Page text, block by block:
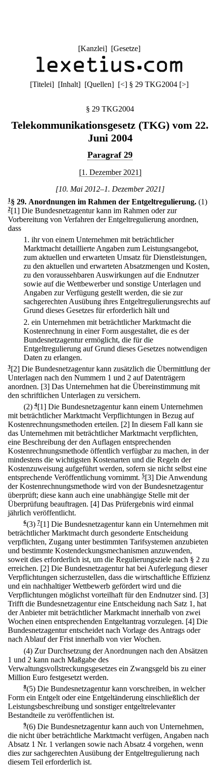
[Kanzlei] [Gesetze]
[Titelei] [Inhalt] [Quellen] [<] § 29 TKG2004 [>]
§ 29 TKG2004
Telekommunikationsgesetz (TKG) vom 22.
Juni 2004
Paragraf 29
[1. Dezember 2021]
[10. Mai 2012–1. Dezember 2021]
1 § 29. Anordnungen im Rahmen der Entgeltregulierung. (1)
2[1] Die Bundesnetzagentur kann im Rahmen oder zur
Vorbereitung von Verfahren der Entgeltregulierung anordnen,
dass
1. ihr von einem Unternehmen mit beträchtlicher
Marktmacht detaillierte Angaben zum Leistungsangebot,
zum aktuellen und erwarteten Umsatz für Dienstleistungen,
zu den aktuellen und erwarteten Absatzmengen und Kosten,
zu den voraussehbaren Auswirkungen auf die Endnutzer
sowie auf die Wettbewerber und sonstige Unterlagen und
Angaben zur Verfügung gestellt werden, die sie zur
sachgerechten Ausübung ihres Entgeltregulierungsrechts auf
Grund dieses Gesetzes für erforderlich hält und
2. ein Unternehmen mit beträchtlicher Marktmacht die
Kostenrechnung in einer Form ausgestaltet, die es der
Bundesnetzagentur ermöglicht, die für die
Entgeltregulierung auf Grund dieses Gesetzes notwendigen
Daten zu erlangen.
3[2] Die Bundesnetzagentur kann zusätzlich die Übermittlung der
Unterlagen nach den Nummern 1 und 2 auf Datenträgern
anordnen. [3] Das Unternehmen hat die Übereinstimmung mit
den schriftlichen Unterlagen zu versichern.
(2) 4[1] Die Bundesnetzagentur kann einem Unternehmen
mit beträchtlicher Marktmacht Verpflichtungen in Bezug auf
Kostenrechnungsmethoden erteilen. [2] In diesem Fall kann sie
das Unternehmen mit beträchtlicher Marktmacht verpflichten,
eine Beschreibung der den Auflagen entsprechenden
Kostenrechnungsmethode öffentlich verfügbar zu machen, in der
mindestens die wichtigsten Kostenarten und die Regeln der
Kostenzuweisung aufgeführt werden, sofern sie nicht selbst eine
entsprechende Veröffentlichung vornimmt. 5[3] Die Anwendung
der Kostenrechnungsmethode wird von der Bundesnetzagentur
überprüft; diese kann auch eine unabhängige Stelle mit der
Überprüfung beauftragen. [4] Das Prüfergebnis wird einmal
jährlich veröffentlicht.
6(3) 7[1] Die Bundesnetzagentur kann ein Unternehmen mit
beträchtlicher Marktmacht durch gesonderte Entscheidung
verpflichten, Zugang unter bestimmten Tarifsystemen anzubieten
und bestimmte Kostendeckungsmechanismen anzuwenden,
soweit dies erforderlich ist, um die Regulierungsziele nach § 2 zu
erreichen. [2] Die Bundesnetzagentur hat bei Auferlegung dieser
Verpflichtungen sicherzustellen, dass die wirtschaftliche Effizienz
und ein nachhaltiger Wettbewerb gefördert wird und die
Verpflichtungen möglichst vorteilhaft für den Endnutzer sind. [3]
Trifft die Bundesnetzagentur eine Entscheidung nach Satz 1, hat
der Anbieter mit beträchtlicher Markmacht innerhalb von zwei
Wochen einen entsprechenden Entgeltantrag vorzulegen. [4] Die
Bundesnetzagentur entscheidet nach Vorlage des Antrags oder
nach Ablauf der Frist innerhalb von vier Wochen.
(4) Zur Durchsetzung der Anordnungen nach den Absätzen
1 und 2 kann nach Maßgabe des
Verwaltungsvollstreckungsgesetzes ein Zwangsgeld bis zu einer
Million Euro festgesetzt werden.
8(5) Die Bundesnetzagentur kann vorschreiben, in welcher
Form ein Entgelt oder eine Entgeltänderung einschließlich der
Leistungsbeschreibung und sonstiger entgeltrelevanter
Bestandteile zu veröffentlichen ist.
9(6) Die Bundesnetzagentur kann auch von Unternehmen,
die nicht über beträchtliche Marktmacht verfügen, Angaben nach
Absatz 1 Nr. 1 verlangen sowie nach Absatz 4 vorgehen, wenn
dies zur sachgerechten Ausübung der Entgeltregulierung nach
diesem Teil erforderlich ist.